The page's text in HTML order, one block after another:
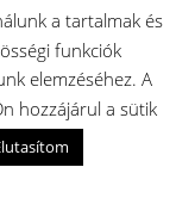
a Ruháidat!
tippek és
a tartalmak és
funkciók
elemzéséhez. A
hozzájárul a sütik